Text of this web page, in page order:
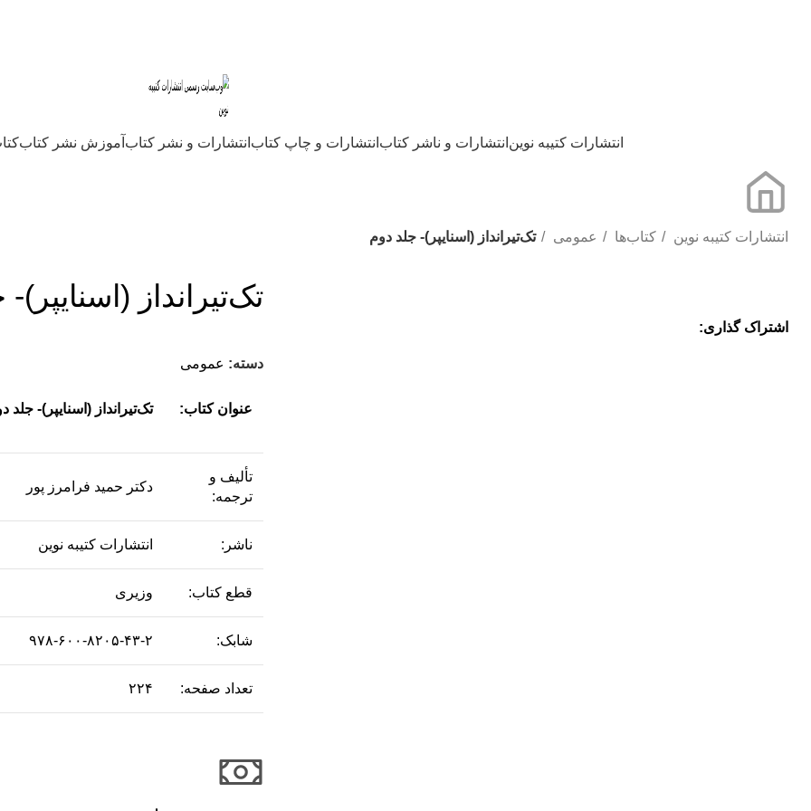
انتشارات کتیبه نوین انتشارات و ناشر کتاب انتشارات و چاپ کتاب انتشارات و نشر کتاب آموزش نشر کتاب
انتشارات کتیبه نوین کتاب‌ها عمومی تک‌تیر‌انداز (اسنایپر)- جلد دوم
اشتراک گذاری:
تک‌تیر‌انداز
دسته: عمومی
عنوان کتاب: تک‌تیر‌انداز (اسنایپر)- جلد
تألیف و
ترجمه:
دکتر حمید فرامرز پور
ناشر: انتشارات کتیبه نوین
قطع کتاب: وزیری
شابک: ۹۷۸-۶۰۰-۸۲۰۵-۴۳-۲
تعداد صفحه: ۲۲۴